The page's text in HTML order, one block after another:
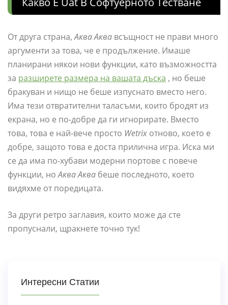
От друга страна,Аква Аква всъщност не прави много
аргументи за това, че е продължение. Имаше
планирани някои нови функции, като възможността
за разширете размера на вашата дъска , но беше
бракуван и нищо не беше изпуснато вместо него.
Има тези отвратителни таласъми, които бродят из
екрана, но е по-добре да ги игнорирате. Вместо
това, това е най-вече просто Wetrix отново, което е
добре, защото това е доста прилична игра. Иска ми
се да има по-хубави модерни портове с повече
функции, ноАква Аква беше последното, което
видяхме от поредицата.
За други ретро заглавия, които може да сте
пропуснали, щракнете точно тук!
Интересни Статии